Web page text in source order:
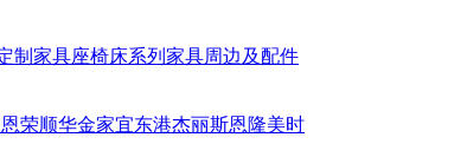
制家具座椅床系列 家具周边及配件
恩荣顺华金家宜东港杰丽斯恩隆美时